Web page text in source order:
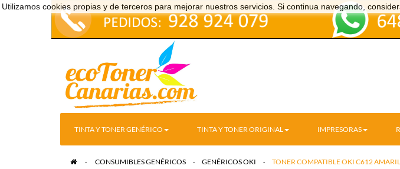
Utilizamos cookies propias y de terceros para mejorar nuestros servicios. Si continua navegando,
TINTA Y TONER GENÉRICO TINTA Y TONER ORIGINAL IMPRESORAS
> CONSUMIBLES GENÉRICOS > GENÉRICOS OKI > TONER COMPATIBLE OKI C612